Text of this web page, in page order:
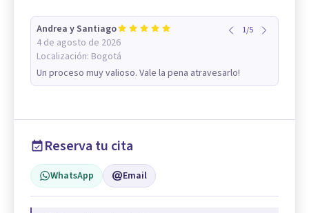
Andrea y Santiago
4 de agosto de 2026
Localización: Bogotá
1/5
Un proceso muy valioso. Vale la pena atravesarlo!
Reserva tu cita
WhatsApp Email